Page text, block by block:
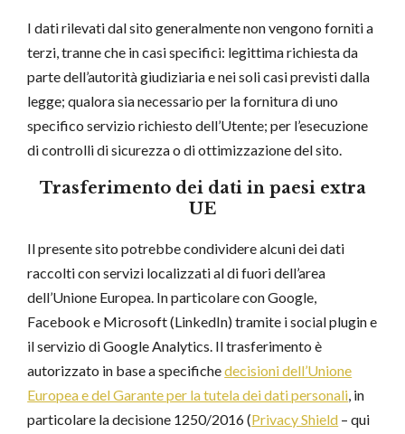
I dati rilevati dal sito generalmente non vengono forniti a
terzi, tranne che in casi specifici: legittima richiesta da
parte dell’autorità giudiziaria e nei soli casi previsti dalla
legge; qualora sia necessario per la fornitura di uno
specifico servizio richiesto dell’Utente; per l’esecuzione
di controlli di sicurezza o di ottimizzazione del sito.
Trasferimento dei dati in paesi extra
UE
Il presente sito potrebbe condividere alcuni dei dati
raccolti con servizi localizzati al di fuori dell’area
dell’Unione Europea. In particolare con Google,
Facebook e Microsoft (LinkedIn) tramite i social plugin e
il servizio di Google Analytics. Il trasferimento è
autorizzato in base a specifichedecisioni dell’Unione
Europea e del Garante per la tutela dei dati personali, in
particolare la decisione 1250/2016 (Privacy Shield – qui